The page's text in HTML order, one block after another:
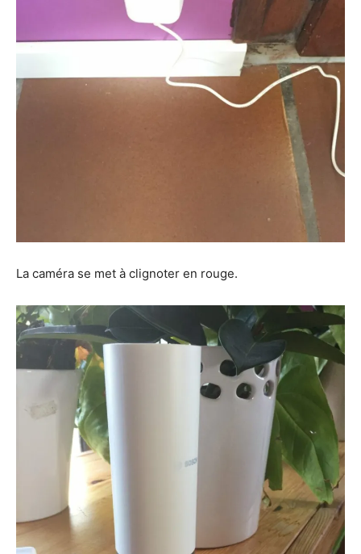
La caméra se met à clignoter en rouge.